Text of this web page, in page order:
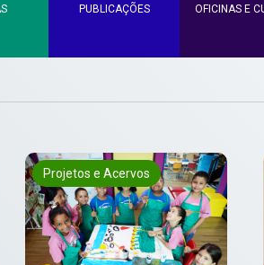
PUBLICAÇÕES OFICINAS E
Projetos e Acervos